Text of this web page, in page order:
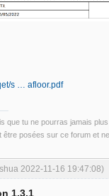
s … afloor.pdf
que tu ne pourras jamais
posées sur ce forum et
2022-11-16 19:47:08)
1.3.1